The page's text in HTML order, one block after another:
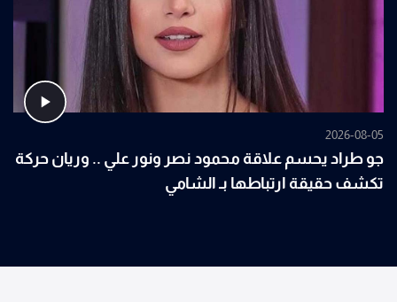
2026-08-05
جو طراد يحسم علاقة محمود نصر ونور علي .. وريان حركة
تكشف حقيقة ارتباطها بـ الشامي